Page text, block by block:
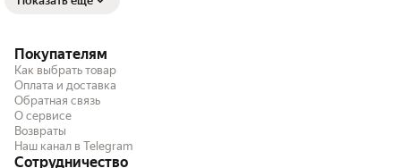
Покупателям
Как выбрать товар
Оплата и доставка
Обратная связь
О сервисе
Возвраты
Наш канал в Telegram
Сотрудничество